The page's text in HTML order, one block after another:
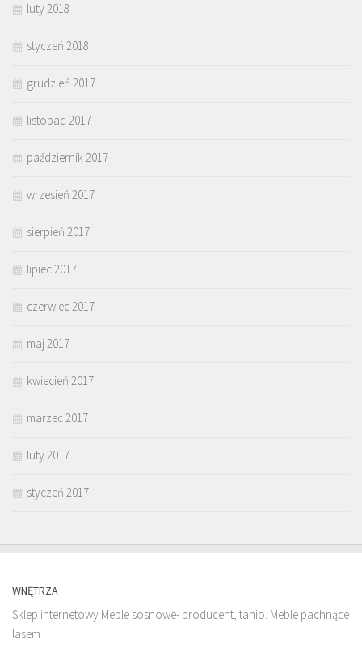
luty 2018
styczeń 2018
grudzień 2017
listopad 2017
październik 2017
wrzesień 2017
sierpień 2017
lipiec 2017
czerwiec 2017
maj 2017
kwiecień 2017
marzec 2017
luty 2017
styczeń 2017
WNĘTRZA
Sklep internetowy Meble sosnowe- producent, tanio. Meble pachnące
lasem